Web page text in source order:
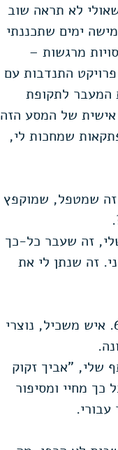
לא תראה שוב
ימים שתכננתי
התנסויות מרגשות –
התנדבות עם
המעבר לתקופת
של המסע הזה
שמחכות לי,
זה שמטפל, שמוקפץ
זה שעבר כל-כך
זה שנתן לי את
עם לב כבד יצאתי לדבר עם סונדר, מנהל העמותה, הודי גבוה ונאה בן 67. איש משכיל, נוצרי
שלי, "אביך זקוק
מחיי ומסיפור